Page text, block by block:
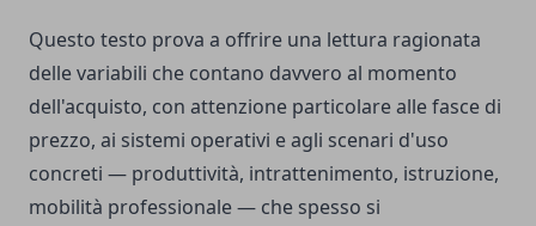
Questo testo prova a offrire una lettura ragionata
delle variabili che contano davvero al momento
dell'acquisto, con attenzione particolare alle fasce di
prezzo, ai sistemi operativi e agli scenari d'uso
concreti — produttività, intrattenimento, istruzione,
mobilità professionale — che spesso si